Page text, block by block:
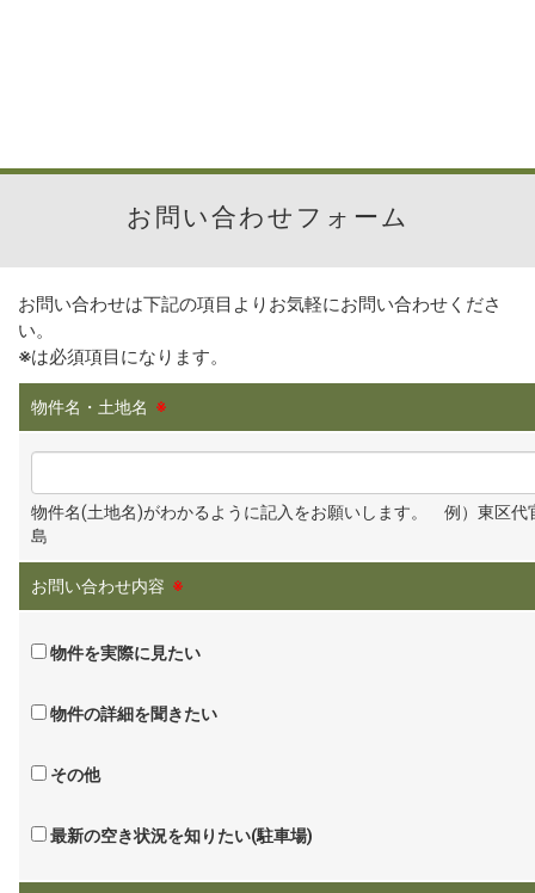
お問い合わせフォーム
お問い合わせは下記の項目よりお気軽にお問い合わせくださ
い。
※は必須項目になります。
物件名・土地名 ※
物件名(土地名)がわかるように記入をお願いします。 例）東区代
島
お問い合わせ内容 ※
物件を実際に見たい
物件の詳細を聞きたい
その他
最新の空き状況を知りたい(駐車場)